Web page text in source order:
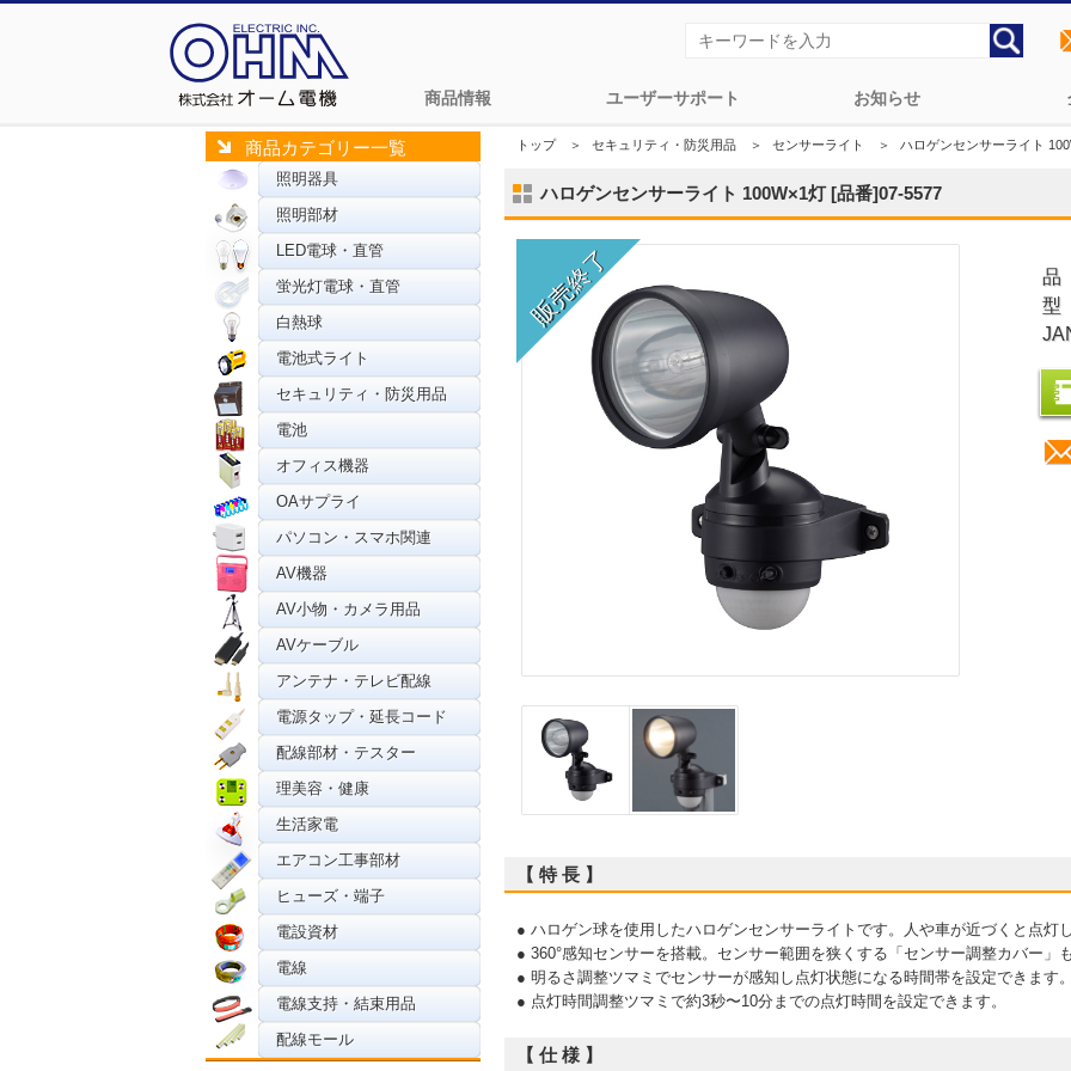
商品情報 ユーザーサポート お知らせ
商品カテゴリー一覧
照明器具
照明部材
LED電球・直管
蛍光灯電球・直管
白熱球
電池式ライト
セキュリティ・防災用品
電池
オフィス機器
OAサプライ
パソコン・スマホ関連
AV機器
AV小物・カメラ用品
AVケーブル
アンテナ・テレビ配線
電源タップ・延長コード
配線部材・テスター
理美容・健康
生活家電
エアコン工事部材
ヒューズ・端子
電設資材
電線
電線支持・結束用品
配線モール
トップ＞ セキュリティ・防災用品 ＞ センサーライト ＞ ハロゲンセンサーライト
ハロゲンセンサーライト 100W×1灯 [品番]07-5577
【 特 長 】
● ハロゲン球を使用したハロゲンセンサーライトです。人や車が近づくと点灯し
● 360°感知センサーを搭載。センサー範囲を狭くする「センサー調整カバー」も
● 明るさ調整ツマミでセンサーが感知し点灯状態になる時間帯を設定できます。
● 点灯時間調整ツマミで約3秒〜10分までの点灯時間を設定できます。
【 仕 様 】